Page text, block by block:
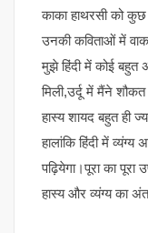
काका हाथरसी को कुछ
उनकी कविताओं में
मुझे हिंदी में कोई बहुत
मिली,उर्दू में मैंने
हास्य शायद बहुत ही
हालांकि हिंदी में
पढ़ियेगा।पूरा का पूरा
हास्य और व्यंग्य का